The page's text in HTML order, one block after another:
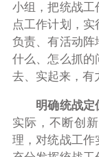
小组，把统战工
点工作计划，
负责、有活动阵
什么、怎么抓的
去、实起来，有
明确统战定
实际，不断创
理，对统战工作